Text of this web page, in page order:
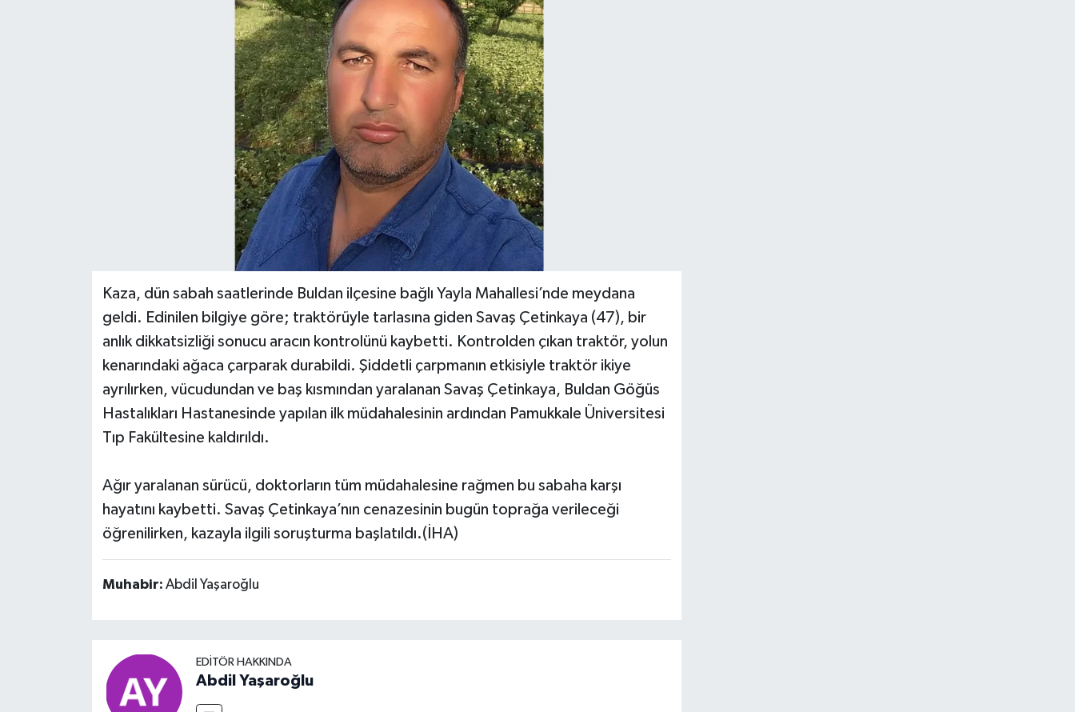
Kaza, dün sabah saatlerinde Buldan ilçesine bağlı Yayla Mahallesi’nde meydana
geldi. Edinilen bilgiye göre; traktörüyle tarlasına giden Savaş Çetinkaya (47), bir
anlık dikkatsizliği sonucu aracın kontrolünü kaybetti. Kontrolden çıkan traktör, yolun
kenarındaki ağaca çarparak durabildi. Şiddetli çarpmanın etkisiyle traktör ikiye
ayrılırken, vücudundan ve baş kısmından yaralanan Savaş Çetinkaya, Buldan Göğüs
Hastalıkları Hastanesinde yapılan ilk müdahalesinin ardından Pamukkale Üniversitesi
Tıp Fakültesine kaldırıldı.
Ağır yaralanan sürücü, doktorların tüm müdahalesine rağmen bu sabaha karşı
hayatını kaybetti. Savaş Çetinkaya’nın cenazesinin bugün toprağa verileceği
öğrenilirken, kazayla ilgili soruşturma başlatıldı.(İHA)
Muhabir: Abdil Yaşaroğlu
EDITÖR HAKKINDA
Abdil Yaşaroğlu